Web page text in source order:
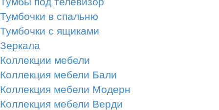
Тумбочки в спальню
Тумбочки с ящиками
Зеркала
Коллекции мебели
Коллекция мебели Бали
Коллекция мебели Модерн
Коллекция мебели Верди